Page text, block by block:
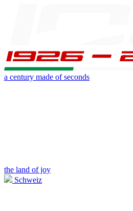
a century made of seconds
the land of joy
Schweiz